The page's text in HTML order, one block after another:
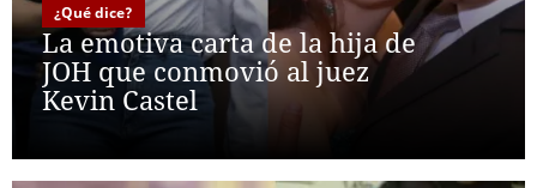
¿Qué dice?
La emotiva carta de la hija de
JOH que conmovió al juez
Kevin Castel